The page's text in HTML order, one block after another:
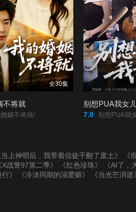
全30集
不将就
姻不将就/
别想PUA我女
7.0 别想PUA我
当上神明后，我带着信徒干翻了废土》
《
X战警97第二季》 《红色珍珠》
《AI了，
》 《冷淡同期的溺爱癖》
《当光芒消逝